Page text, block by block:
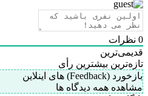
0 نظرات
قدیمی‌ترین
تازه‌ترین بیشترین رأی
بازخورد (Feedback) های اینلاین
مشاهده همه دیدگاه ها